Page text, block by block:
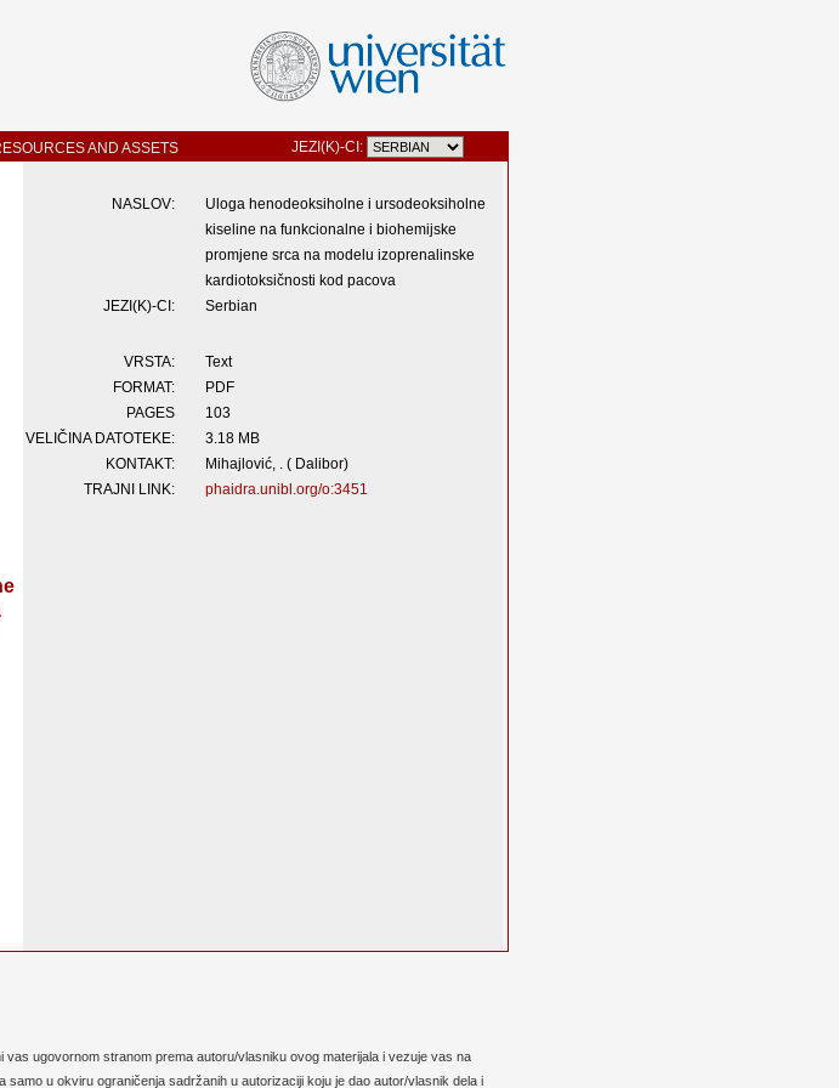
AND ASSETS JEZI(K)-CI:
NASLOV:
Uloga henodeoksiholne i ursodeoksiholne
kiseline na funkcionalne i biohemijske
promjene srca na modelu izoprenalinske
kardiotoksičnosti kod pacova
JEZI(K)-CI:
Serbian
VRSTA:
Text
FORMAT:
PDF
PAGES
103
VELIČINA DATOTEKE:
3.18 MB
KONTAKT:
Mihajlović, . ( Dalibor)
TRAJNI LINK:
phaidra.unibl.org/o:3451
ugovornom stranom prema autoru/vlasniku ovog materijala i vezuje vas na
u okviru ograničenja sadržanih u autorizaciji koju je dao autor/vlasnik dela i